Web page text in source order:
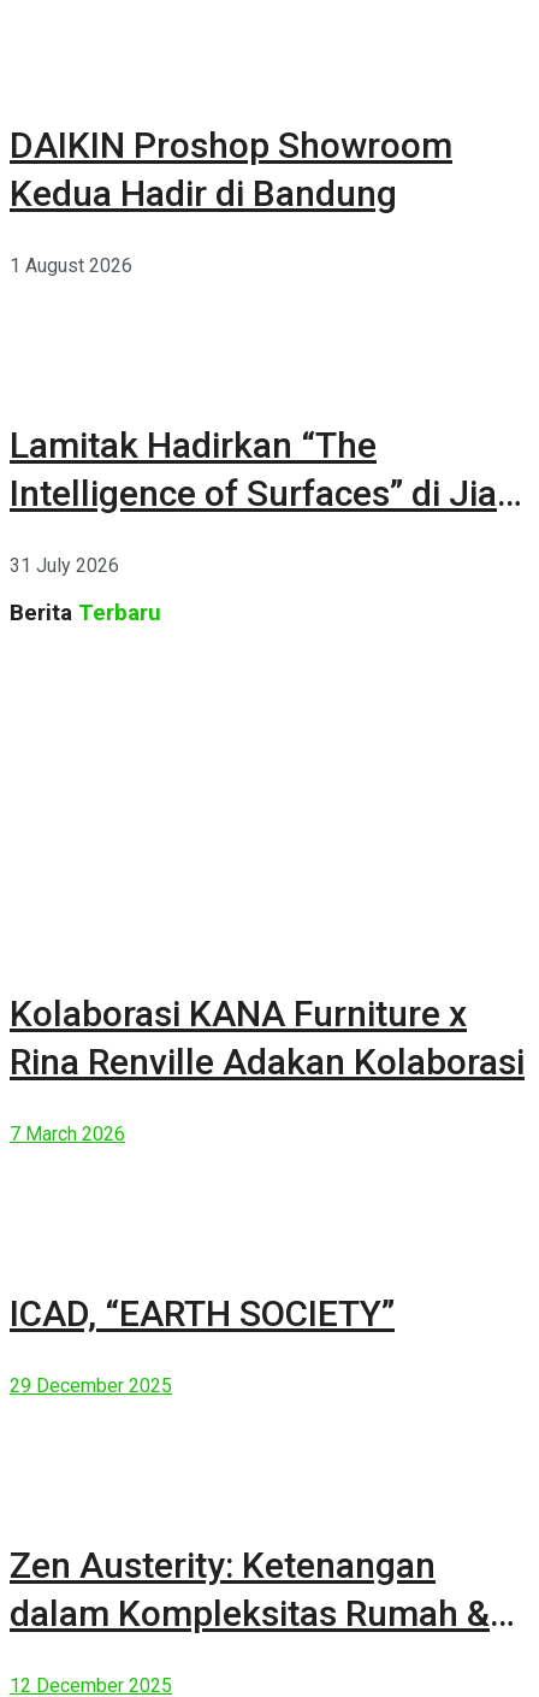
DAIKIN Proshop Showroom
Kedua Hadir di Bandung
1 August 2026
Lamitak Hadirkan “The
Intelligence of Surfaces” di Jia
31 July 2026
Berita Terbaru
Kolaborasi KANA Furniture x
Rina Renville Adakan Kolaborasi
7 March 2026
ICAD, “EARTH SOCIETY”
29 December 2025
Zen Austerity: Ketenangan
dalam Kompleksitas Rumah &
12 December 2025